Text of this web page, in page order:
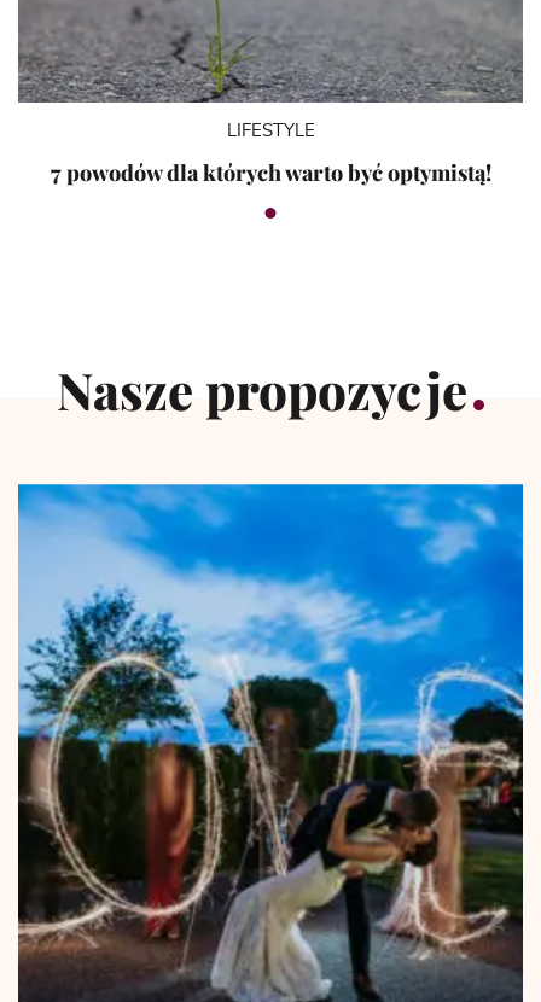
LIFESTYLE
7 powodów dla których warto być optymistą!
Nasze propozycje